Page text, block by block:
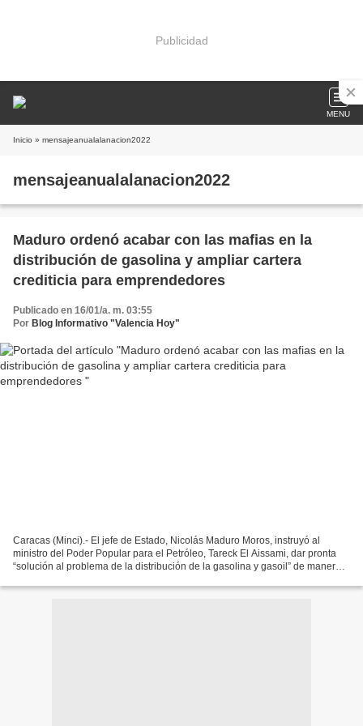
Publicidad
MENU
Inicio » mensajeanualalanacion2022
mensajeanualalanacion2022
Maduro ordenó acabar con las mafias en la
distribución de gasolina y ampliar cartera
crediticia para emprendedores
Publicado en 16/01/a. m. 03:55
Por Blog Informativo "Valencia Hoy"
Caracas (Minci).- El jefe de Estado, Nicolás Maduro Moros, instruyó al
ministro del Poder Popular para el Petróleo, Tareck El Aissami, dar pronta
“solución al problema de la distribución de la gasolina y gasoil” de manera